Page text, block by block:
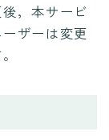
，本サービ
ザーは変更